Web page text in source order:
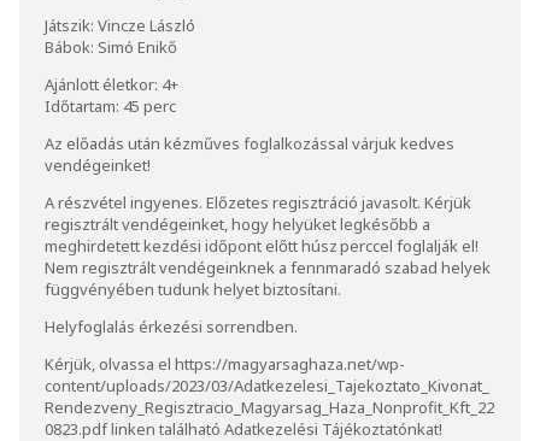
Játszik: Vincze László
Bábok: Simó Enikő
Ajánlott életkor: 4+
Időtartam: 45 perc
Az előadás után kézműves foglalkozással várjuk kedves
vendégeinket!
A részvétel ingyenes. Előzetes regisztráció javasolt. Kérjük
regisztrált vendégeinket, hogy helyüket legkésőbb a
meghirdetett kezdési időpont előtt húsz perccel foglalják el!
Nem regisztrált vendégeinknek a fennmaradó szabad helyek
függvényében tudunk helyet biztosítani.
Helyfoglalás érkezési sorrendben.
Kérjük, olvassa el https://magyarsaghaza.net/wp-
content/uploads/2023/03/Adatkezelesi_Tajekoztato_Kivonat_
Rendezveny_Regisztracio_Magyarsag_Haza_Nonprofit_Kft_22
0823.pdflinken található Adatkezelési Tájékoztatónkat!